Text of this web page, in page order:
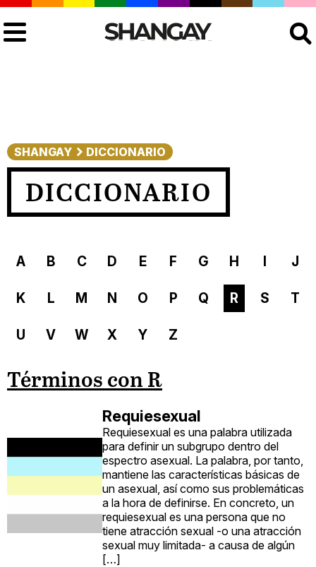
SHANGAY DICCIONARIO
DICCIONARIO
A B C D E F G H J
K L M N O P Q R S T
U V W X Y Z
Términos con R
Requiesexual
Requiesexual es una palabra utilizada
para definir un subgrupo dentro del
espectro asexual. La palabra, por tanto,
mantiene las características básicas de
un asexual, así como sus problemáticas
a la hora de definirse. En concreto, un
requiesexual es una persona que no
tiene atracción sexual -o una atracción
sexual muy limitada- a causa de algún
[…]